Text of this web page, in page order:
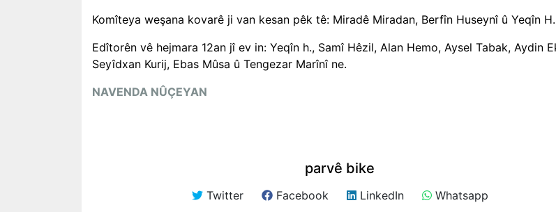
Komîteya weşana kovarê ji van kesan pêk tê: Miradê Miradan, Berfîn Huseynî û Yeqîn H.
Edîtorên vê hejmara 12an jî ev in: Yeqîn h., Samî Hêzil, Alan Hemo, Aysel Tabak, Aydin
Seyîdxan Kurij, Ebas Mûsa û Tengezar Marînî ne.
NAVENDA NÛÇEYAN
parvê bike
Twitter Facebook LinkedIn Whatsapp